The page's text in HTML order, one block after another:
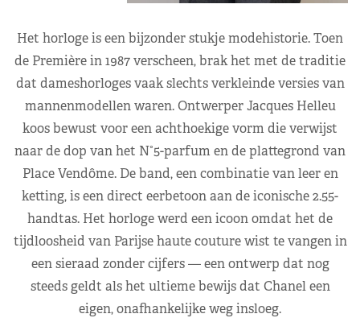
Het horloge is een bijzonder stukje modehistorie. Toen
de Première in 1987 verscheen, brak het met de traditie
dat dameshorloges vaak slechts verkleinde versies van
mannenmodellen waren. Ontwerper Jacques Helleu
koos bewust voor een achthoekige vorm die verwijst
naar de dop van het N°5-parfum en de plattegrond van
Place Vendôme. De band, een combinatie van leer en
ketting, is een direct eerbetoon aan de iconische 2.55-
handtas. Het horloge werd een icoon omdat het de
tijdloosheid van Parijse haute couture wist te vangen in
een sieraad zonder cijfers — een ontwerp dat nog
steeds geldt als het ultieme bewijs dat Chanel een
eigen, onafhankelijke weg insloeg.